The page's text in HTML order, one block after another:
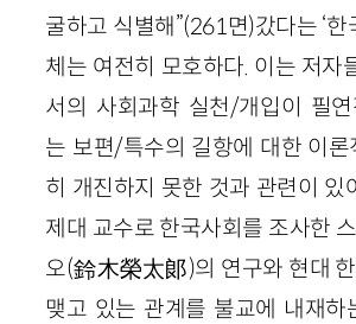
굴하고 식별해”(261면)갔다는 ‘한
체는 여전히 모호하다. 이는 저자
서의 사회과학 실천/개입이 필
는 보편/특수의 길항에 대한 이론
히 개진하지 못한 것과 관련이 있
제대 교수로 한국사회를 조사한
오(鈴木榮太郞)의 연구와 현대
맺고 있는 관계를 불교에 내재하